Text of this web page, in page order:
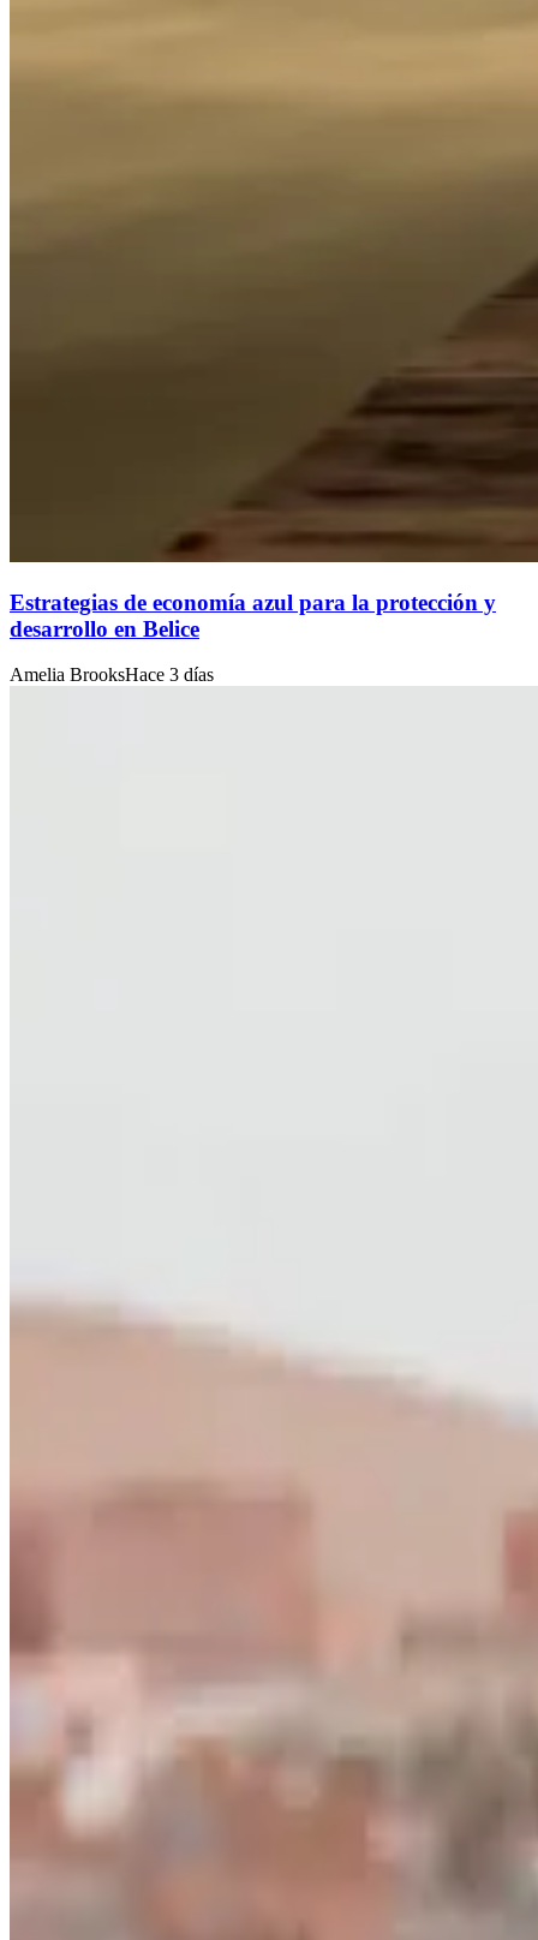
Estrategias de economía azul para la protección y
desarrollo en Belice
Amelia BrooksHace 3 días